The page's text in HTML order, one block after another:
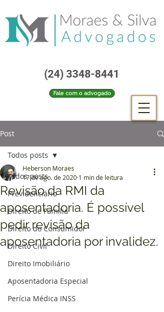
Fale com o advogado
(24) 3348-8441
Post
Todos posts
Previdenciário
Direito de Família
Direito do Consumidor
Direito Civil
Direito Imobiliário
Aposentadoria Especial
Perícia Médica INSS
Todos posts
Revisão da RMI da
aposentadoria. É possível
pedir revisão da
aposentadoria por invalidez.
Heberson Moraes
17 de ago. de 2020 1 min de leitura